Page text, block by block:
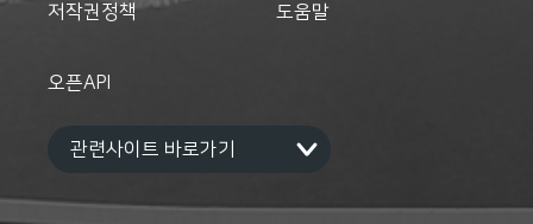
저작권정책 도움말
오픈API